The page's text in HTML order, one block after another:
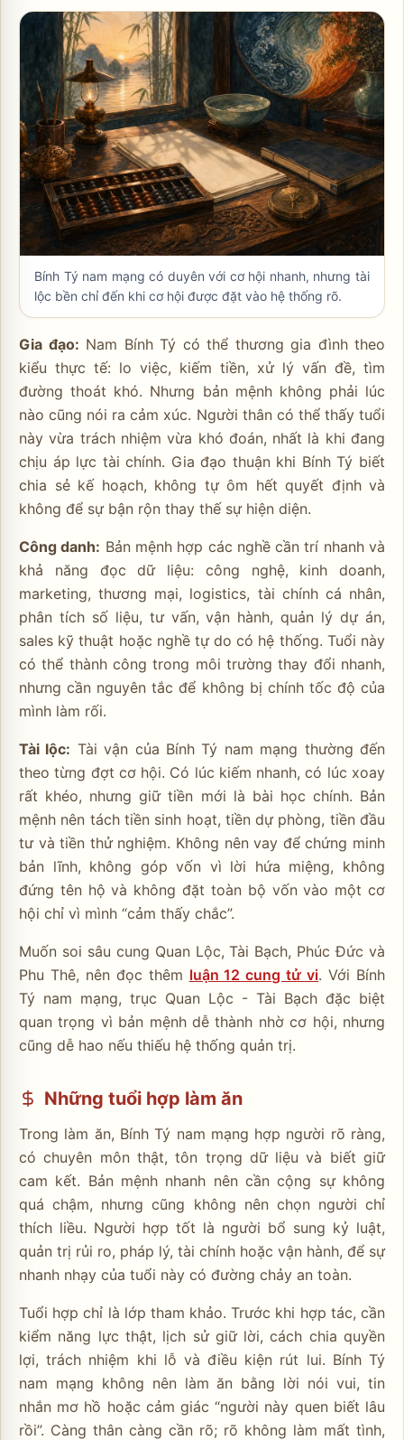
Bính Tý nam mạng có duyên với cơ hội nhanh, nhưng tài
lộc bền chỉ đến khi cơ hội được đặt vào hệ thống rõ.
Gia đạo: Nam Bính Tý có thể thương gia đình theo
kiểu thực tế: lo việc, kiếm tiền, xử lý vấn đề, tìm
đường thoát khó. Nhưng bản mệnh không phải lúc
nào cũng nói ra cảm xúc. Người thân có thể thấy tuổi
này vừa trách nhiệm vừa khó đoán, nhất là khi đang
chịu áp lực tài chính. Gia đạo thuận khi Bính Tý biết
chia sẻ kế hoạch, không tự ôm hết quyết định và
không để sự bận rộn thay thế sự hiện diện.
Công danh: Bản mệnh hợp các nghề cần trí nhanh và
khả năng đọc dữ liệu: công nghệ, kinh doanh,
marketing, thương mại, logistics, tài chính cá nhân,
phân tích số liệu, tư vấn, vận hành, quản lý dự án,
sales kỹ thuật hoặc nghề tự do có hệ thống. Tuổi này
có thể thành công trong môi trường thay đổi nhanh,
nhưng cần nguyên tắc để không bị chính tốc độ của
mình làm rối.
Tài lộc: Tài vận của Bính Tý nam mạng thường đến
theo từng đợt cơ hội. Có lúc kiếm nhanh, có lúc xoay
rất khéo, nhưng giữ tiền mới là bài học chính. Bản
mệnh nên tách tiền sinh hoạt, tiền dự phòng, tiền đầu
tư và tiền thử nghiệm. Không nên vay để chứng minh
bản lĩnh, không góp vốn vì lời hứa miệng, không
đứng tên hộ và không đặt toàn bộ vốn vào một cơ
hội chỉ vì mình “cảm thấy chắc”.
Muốn soi sâu cung Quan Lộc, Tài Bạch, Phúc Đức và
Phu Thê, nên đọc thêm luận 12 cung tử vi. Với Bính
Tý nam mạng, trục Quan Lộc - Tài Bạch đặc biệt
quan trọng vì bản mệnh dễ thành nhờ cơ hội, nhưng
cũng dễ hao nếu thiếu hệ thống quản trị.
Những tuổi hợp làm ăn
Trong làm ăn, Bính Tý nam mạng hợp người rõ ràng,
có chuyên môn thật, tôn trọng dữ liệu và biết giữ
cam kết. Bản mệnh nhanh nên cần cộng sự không
quá chậm, nhưng cũng không nên chọn người chỉ
thích liều. Người hợp tốt là người bổ sung kỷ luật,
quản trị rủi ro, pháp lý, tài chính hoặc vận hành, để sự
nhanh nhạy của tuổi này có đường chảy an toàn.
Tuổi hợp chỉ là lớp tham khảo. Trước khi hợp tác, cần
kiểm năng lực thật, lịch sử giữ lời, cách chia quyền
lợi, trách nhiệm khi lỗ và điều kiện rút lui. Bính Tý
nam mạng không nên làm ăn bằng lời nói vui, tin
nhắn mơ hồ hoặc cảm giác “người này quen biết lâu
rồi”. Càng thân càng cần rõ; rõ không làm mất tình,